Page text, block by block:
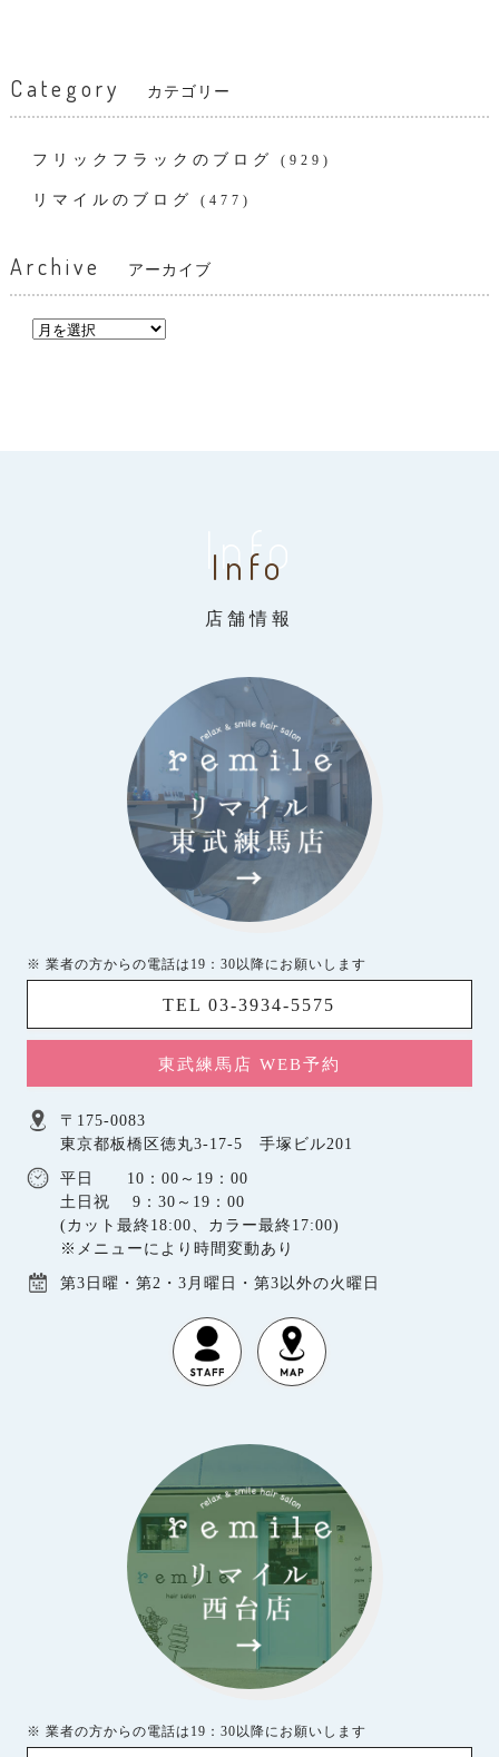
Category カテゴリー
フリックフラックのブログ (929)
リマイルのブログ (477)
Archive アーカイブ
Info
Info
店舗情報
※ 業者の方からの電話は19：30以降にお願いします
TEL 03-3934-5575
東武練馬店 WEB予約
〒175-0083
東京都板橋区徳丸3-17-5 手塚ビル201
平日 10：00～19：00
土日祝 9：30～19：00
(カット最終18:00、カラー最終17:00)
※メニューにより時間変動あり
第3日曜・第2・3月曜日・第3以外の火曜日
※ 業者の方からの電話は19：30以降にお願いします